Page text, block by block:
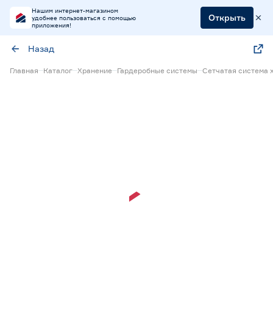
Нашим интернет-магазином
удобнее пользоваться с помощью
приложения!
Открыть
Назад
Главная Каталог Хранение Гардеробные системы Сетчатая система